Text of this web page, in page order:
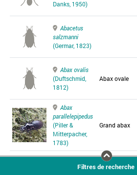
Danks, 1950)
Abacetus
salzmanni
(Germar, 1823)
Abax ovalis
(Duftschmid,
1812)
Abax ovale
Abax
parallelepipedus
(Piller &
Mitterpacher,
1783)
Grand abax
Abax
Abax
Filtres de recherche